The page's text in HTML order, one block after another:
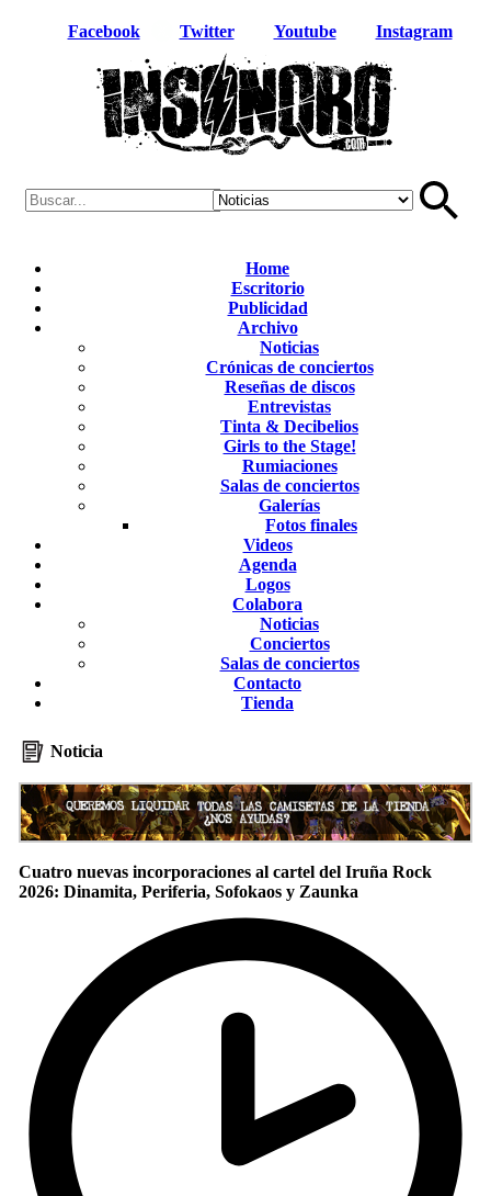
Facebook Twitter Youtube Instagram
Home
Escritorio
Publicidad
Archivo
Noticias
Crónicas de conciertos
Reseñas de discos
Entrevistas
Tinta & Decibelios
Girls to the Stage!
Rumiaciones
Salas de conciertos
Galerías
Fotos finales
Videos
Agenda
Logos
Colabora
Noticias
Conciertos
Salas de conciertos
Contacto
Tienda
Noticia
Cuatro nuevas incorporaciones al cartel del Iruña Rock
2026: Dinamita, Periferia, Sofokaos y Zaunka